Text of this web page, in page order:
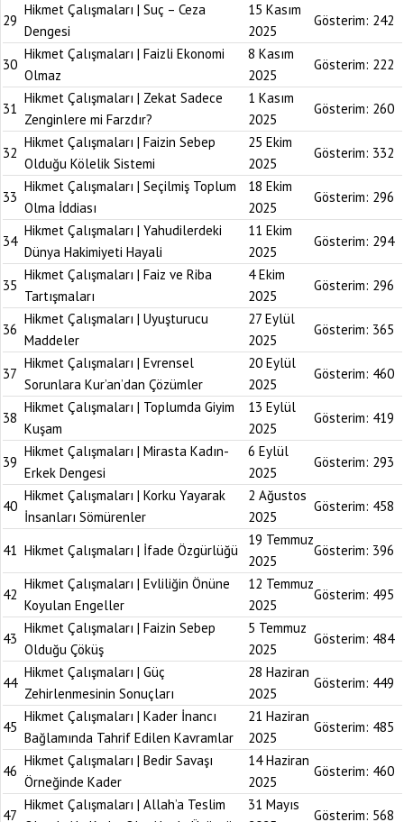
29
Hikmet Çalışmaları | Suç – Ceza
Dengesi
15 Kasım
2025
Gösterim: 242
30
Hikmet Çalışmaları | Faizli Ekonomi
Olmaz
8 Kasım
2025
Gösterim: 222
31
Hikmet Çalışmaları | Zekat Sadece
Zenginlere mi Farzdır?
1 Kasım
2025
Gösterim: 260
32
Hikmet Çalışmaları | Faizin Sebep
Olduğu Kölelik Sistemi
25 Ekim
2025
Gösterim: 332
33
Hikmet Çalışmaları | Seçilmiş Toplum
Olma İddiası
18 Ekim
2025
Gösterim: 296
34
Hikmet Çalışmaları | Yahudilerdeki
Dünya Hakimiyeti Hayali
11 Ekim
2025
Gösterim: 294
35
Hikmet Çalışmaları | Faiz ve Riba
Tartışmaları
4 Ekim
2025
Gösterim: 296
36
Hikmet Çalışmaları | Uyuşturucu
Maddeler
27 Eylül
2025
Gösterim: 365
37
Hikmet Çalışmaları | Evrensel
Sorunlara Kur’an’dan Çözümler
20 Eylül
2025
Gösterim: 460
38
Hikmet Çalışmaları | Toplumda Giyim
Kuşam
13 Eylül
2025
Gösterim: 419
39
Hikmet Çalışmaları | Mirasta Kadın-
Erkek Dengesi
6 Eylül
2025
Gösterim: 293
40
Hikmet Çalışmaları | Korku Yayarak
İnsanları Sömürenler
2 Ağustos
2025
Gösterim: 458
41 Hikmet Çalışmaları | İfade Özgürlüğü
19 Temmuz
2025
Gösterim: 396
42
Hikmet Çalışmaları | Evliliğin Önüne
Koyulan Engeller
12 Temmuz
2025
Gösterim: 495
43
Hikmet Çalışmaları | Faizin Sebep
Olduğu Çöküş
5 Temmuz
2025
Gösterim: 484
44
Hikmet Çalışmaları | Güç
Zehirlenmesinin Sonuçları
28 Haziran
2025
Gösterim: 449
45
Hikmet Çalışmaları | Kader İnancı
Bağlamında Tahrif Edilen Kavramlar
21 Haziran
2025
Gösterim: 485
46
Hikmet Çalışmaları | Bedir Savaşı
Örneğinde Kader
14 Haziran
2025
Gösterim: 460
47
Hikmet Çalışmaları | Allah’a Teslim
31 Mayıs
Gösterim: 568